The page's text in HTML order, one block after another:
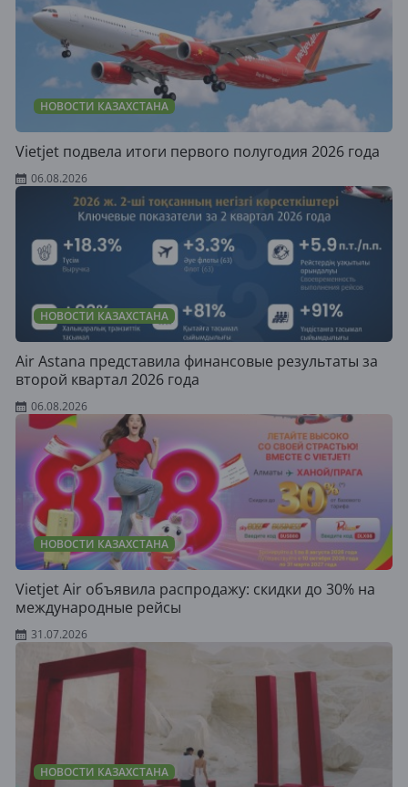
НОВОСТИ КАЗАХСТАНА
Vietjet подвела итоги первого полугодия 2026 года
06.08.2026
НОВОСТИ КАЗАХСТАНА
Air Astana представила финансовые результаты за
второй квартал 2026 года
06.08.2026
НОВОСТИ КАЗАХСТАНА
Vietjet Air объявила распродажу: скидки до 30% на
международные рейсы
31.07.2026
НОВОСТИ КАЗАХСТАНА